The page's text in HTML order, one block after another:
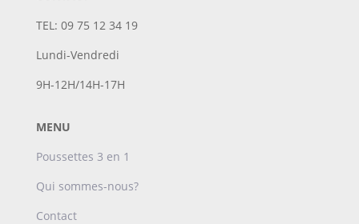
TEL: 09 75 12 34 19
Lundi-Vendredi
9H-12H/14H-17H
MENU
Poussettes 3 en 1
Qui sommes-nous?
Contact